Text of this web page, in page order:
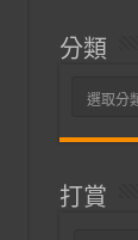
分類
分
打賞